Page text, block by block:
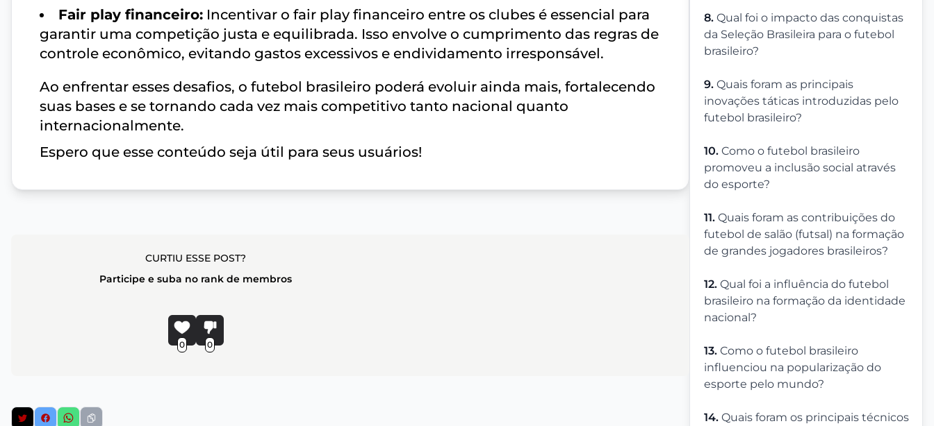
8. Qual foi o impacto das conquistas
da Seleção Brasileira para o futebol
brasileiro?
9. Quais foram as principais
inovações táticas introduzidas pelo
futebol brasileiro?
10. Como o futebol brasileiro
promoveu a inclusão social através
do esporte?
11. Quais foram as contribuições do
futebol de salão (futsal) na formação
de grandes jogadores brasileiros?
12. Qual foi a influência do futebol
brasileiro na formação da identidade
nacional?
13. Como o futebol brasileiro
influenciou na popularização do
esporte pelo mundo?
14. Quais foram os principais técnicos
Fair play financeiro: Incentivar o fair play financeiro entre os clubes é essencial para
garantir uma competição justa e equilibrada. Isso envolve o cumprimento das regras de
controle econômico, evitando gastos excessivos e endividamento irresponsável.
Ao enfrentar esses desafios, o futebol brasileiro poderá evoluir ainda mais, fortalecendo
suas bases e se tornando cada vez mais competitivo tanto nacional quanto
internacionalmente.
Espero que esse conteúdo seja útil para seus usuários!
CURTIU ESSE POST?
Participe e suba no rank de membros
0 0